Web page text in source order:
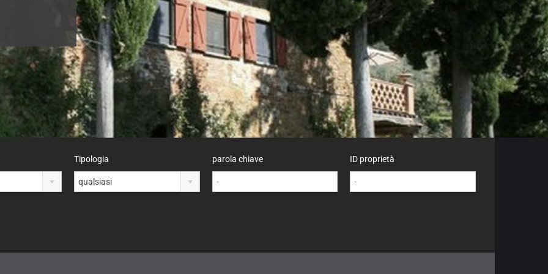
Tipologia
qualsiasi
parola chiave ID proprietà